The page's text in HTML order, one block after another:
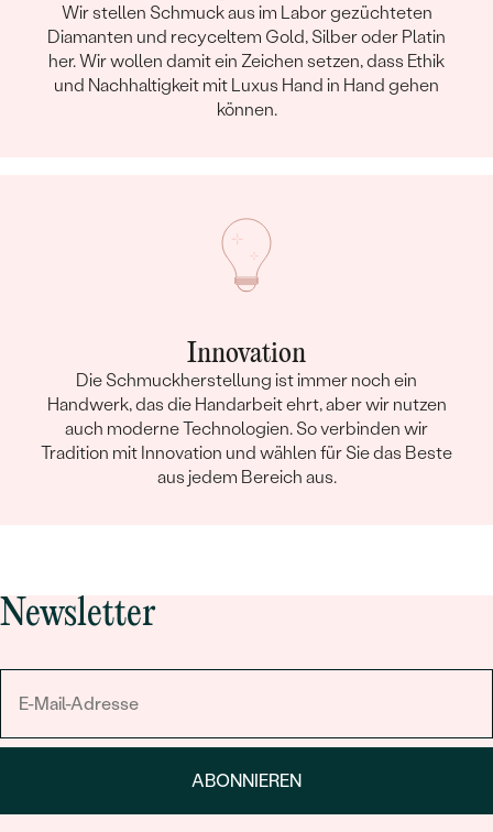
Wir stellen Schmuck aus im Labor gezüchteten
Diamanten und recyceltem Gold, Silber oder Platin
her. Wir wollen damit ein Zeichen setzen, dass Ethik
und Nachhaltigkeit mit Luxus Hand in Hand gehen
können.
Innovation
Die Schmuckherstellung ist immer noch ein
Handwerk, das die Handarbeit ehrt, aber wir nutzen
auch moderne Technologien. So verbinden wir
Tradition mit Innovation und wählen für Sie das Beste
aus jedem Bereich aus.
Newsletter
ABONNIEREN